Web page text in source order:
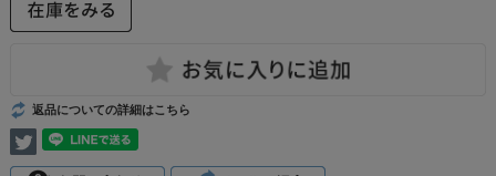
返品についての詳細はこちら